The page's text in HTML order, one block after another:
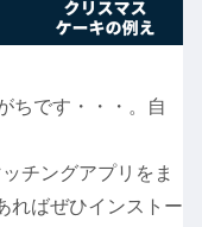
ちです・・・。自
チングアプリをま
ればぜひインストー